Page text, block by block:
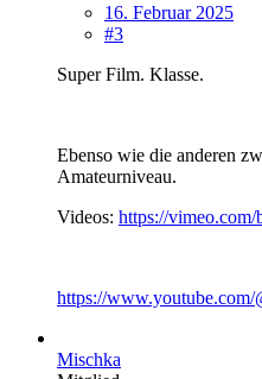
16. Februar 2025
#3
Super Film. Klasse.
Ebenso wie die anderen
Amateurniveau.
Videos: https://vimeo.com/
https://www.youtube.com/
Mischka